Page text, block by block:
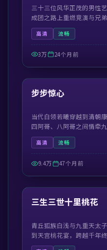
三十三位风华正茂的男性
成团之路上重燃竞演与兄弟
高清 流畅
3万 24个月前
精选
步步惊心
当代白领若曦穿越到清朝
四阿哥、八阿哥之间情牵
高清 流畅
9.4万 47个月前
精选
三生三世十里桃花
青丘狐族白浅与九重天太
到天宫桃花宴，跨越千年终